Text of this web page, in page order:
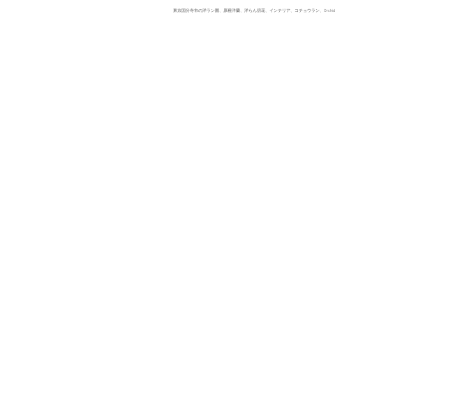
東京国分寺市の洋ラン園、原種洋蘭、洋らん切花、インテリア、コチョウラン、Orchid